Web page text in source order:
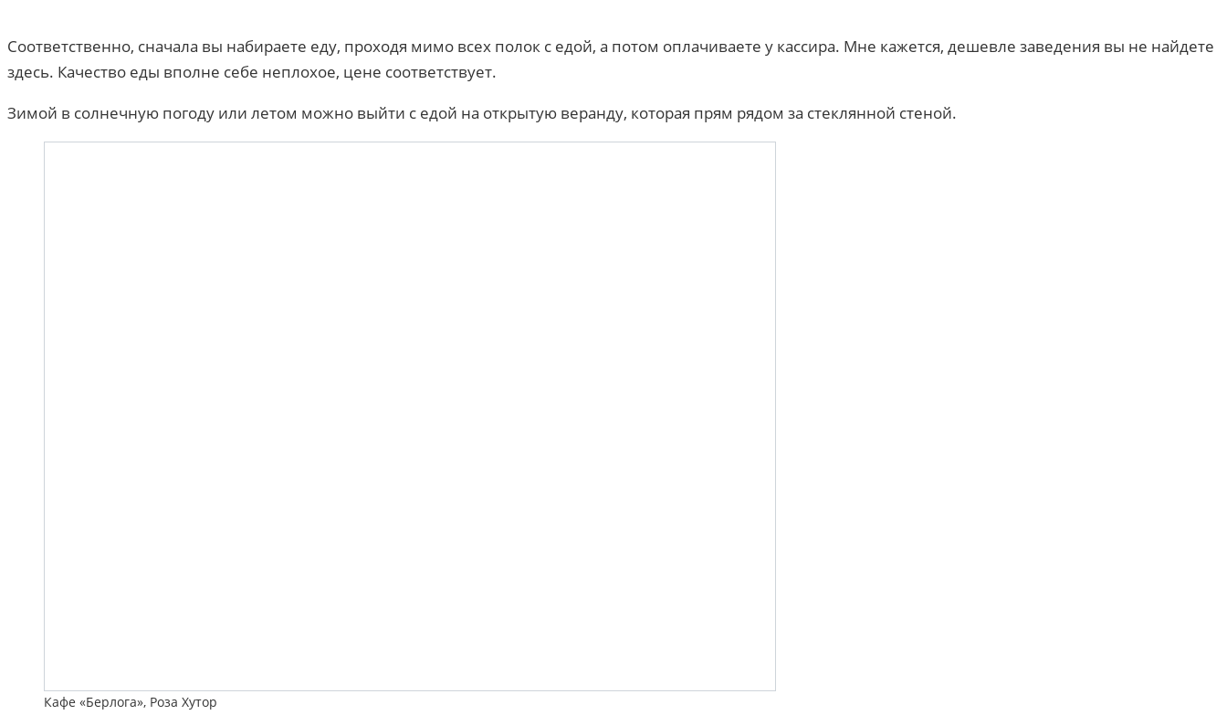
Соответственно, сначала вы набираете еду, проходя мимо всех полок с едой, а потом оплачиваете у кассира. Мне кажется, дешевле заведения вы не найдете
здесь. Качество еды вполне себе неплохое, цене соответствует.
Зимой в солнечную погоду или летом можно выйти с едой на открытую веранду, которая прям рядом за стеклянной стеной.
Кафе «Берлога», Роза Хутор